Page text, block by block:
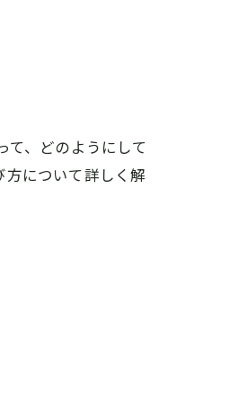
て、どのようにして
方について詳しく解